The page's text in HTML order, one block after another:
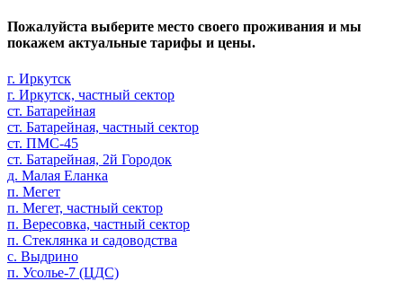
Пожалуйста выберите место своего проживания и мы
покажем актуальные тарифы и цены.
г. Иркутск
г. Иркутск, частный сектор
ст. Батарейная
ст. Батарейная, частный сектор
ст. ПМС-45
ст. Батарейная, 2й Городок
д. Малая Еланка
п. Мегет
п. Мегет, частный сектор
п. Вересовка, частный сектор
п. Стеклянка и садоводства
с. Выдрино
п. Усолье-7 (ЦДС)